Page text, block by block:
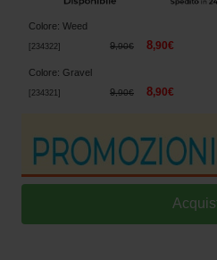
Colore: Weed
234322] 9,90€ 8,90€
Colore: Gravel
234321 ] 9,90€ 8,90€